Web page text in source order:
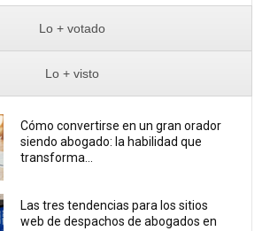
Lo + votado
Lo + visto
Cómo convertirse en un gran orador
siendo abogado: la habilidad que
transforma...
Las tres tendencias para los sitios
web de despachos de abogados en